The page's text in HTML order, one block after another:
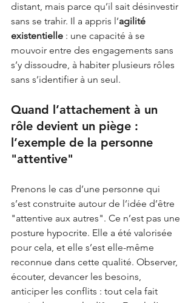
distant, mais parce qu’il sait désinvestir
sans se trahir. Il a appris l’agilité
existentielle : une capacité à se
mouvoir entre des engagements sans
s’y dissoudre, à habiter plusieurs rôles
sans s’identifier à un seul.
Quand l’attachement à un
rôle devient un piège :
l’exemple de la personne
"attentive"
Prenons le cas d’une personne qui
s’est construite autour de l’idée d’être
"attentive aux autres". Ce n’est pas une
posture hypocrite. Elle a été valorisée
pour cela, et elle s’est elle-même
reconnue dans cette qualité. Observer,
écouter, devancer les besoins,
anticiper les conflits : tout cela fait